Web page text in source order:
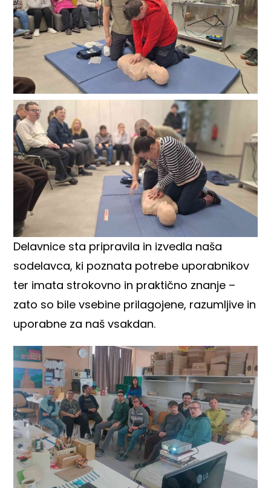
Delavnice sta pripravila in izvedla naša
sodelavca, ki poznata potrebe uporabnikov
ter imata strokovno in praktično znanje –
zato so bile vsebine prilagojene, razumljive in
uporabne za naš vsakdan.